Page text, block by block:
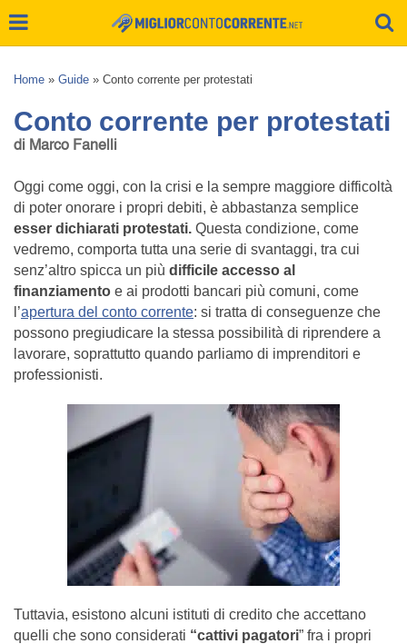
Home » Guide » Conto corrente per protestati
Conto corrente per protestati
di Marco Fanelli
Oggi come oggi, con la crisi e la sempre maggiore difficoltà
di poter onorare i propri debiti, è abbastanza semplice
esser dichiarati protestati. Questa condizione, come
vedremo, comporta tutta una serie di svantaggi, tra cui
senz’altro spicca un più difficile accesso al
finanziamento e ai prodotti bancari più comuni, come
l’apertura del conto corrente: si tratta di conseguenze che
possono pregiudicare la stessa possibilità di riprendere a
lavorare, soprattutto quando parliamo di imprenditori e
professionisti.
Tuttavia, esistono alcuni istituti di credito che accettano
quelli che sono considerati “cattivi pagatori” fra i propri